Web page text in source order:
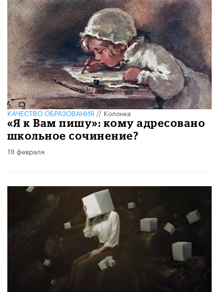
КАЧЕСТВО ОБРАЗОВАНИЯ//Колонка
«Я к Вам пишу»: кому адресовано
школьное сочинение?
19 февраля